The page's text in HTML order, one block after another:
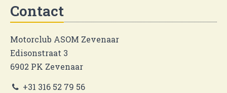
Contact
Motorclub ASOM Zevenaar
Edisonstraat 3
6902 PK Zevenaar
+31 316 52 79 56